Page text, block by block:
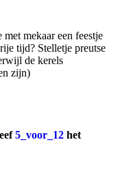
mekaar een feestje
tijd? Stelletje preutse
de kerels
zijn)
5_voor_12 het